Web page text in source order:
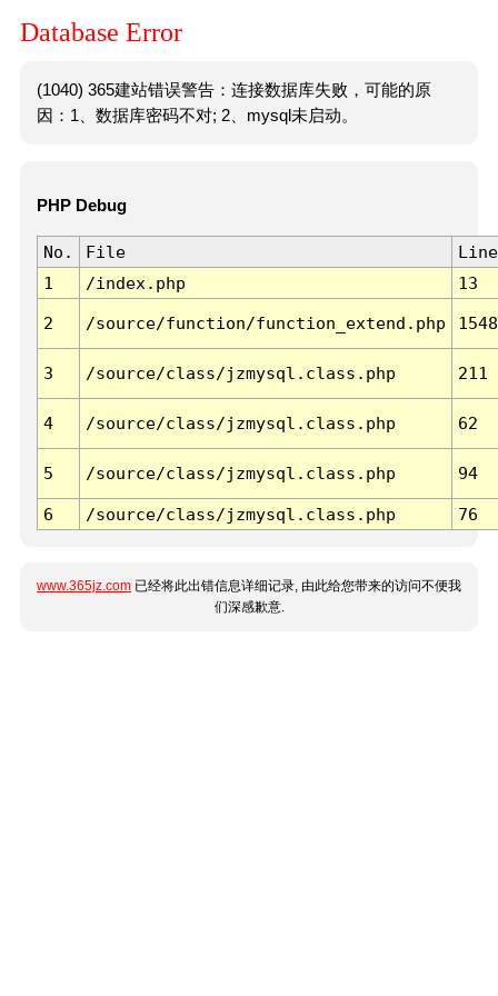
Database Error
(1040) 365建站错误警告：连接数据库失败，可能的原
因：1、数据库密码不对; 2、mysql未启动。
PHP Debug
No. File
Line
1
/index.php 13
2 /source/function/function_extend.php 1548
3 /source/class/jzmysql.class.php 211
4 /source/class/jzmysql.class.php 62
5 /source/class/jzmysql.class.php 94
6 /source/class/jzmysql.class.php 76
www.365jz.com 已经将此出错信息详细记录, 由此给您带来的访问不便我
们深感歉意.